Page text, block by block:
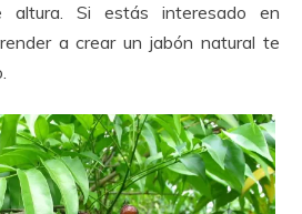
Si estás interesado en
a crear un jabón natural te